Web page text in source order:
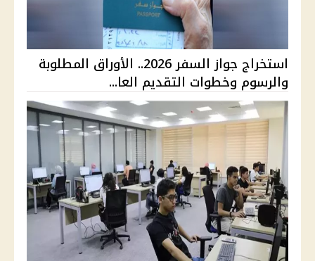
استخراج جواز السفر 2026.. الأوراق المطلوبة
والرسوم وخطوات التقديم العا...